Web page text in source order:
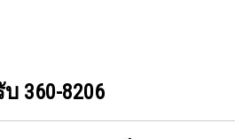
บ 360-8206